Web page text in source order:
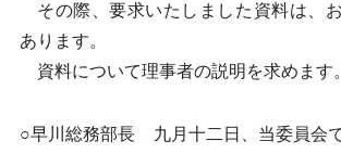
その際、要求いたしました資料は、
あります。
資料について理事者の説明を求めます。
○早川総務部長 九月十二日、当委員会